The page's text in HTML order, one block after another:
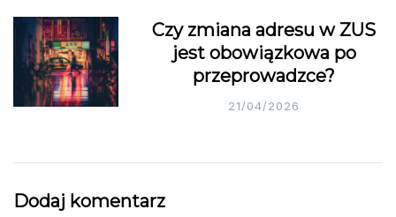
Czy zmiana adresu w ZUS
jest obowiązkowa po
przeprowadzce?
21/04/2026
Dodaj komentarz